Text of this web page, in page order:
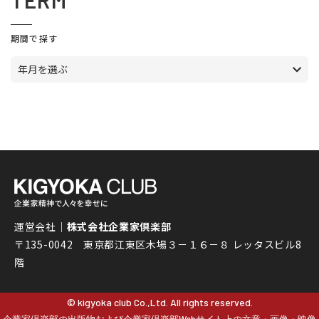
期間で探す
年月を選ぶ
運営会社｜ 株式会社企業家倶楽部
〒135-0042 東京都江東区木場３－１６－８ レッタスビル8
階
© kigyoka club Co.,Ltd. All rights reserved.